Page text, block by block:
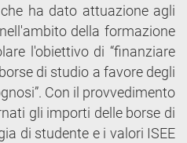
ha dato attuazione agli
della formazione
l'obiettivo di “finanziare
di studio a favore degli
Con il provvedimento
gli importi delle borse di
di studente e i valori ISEE